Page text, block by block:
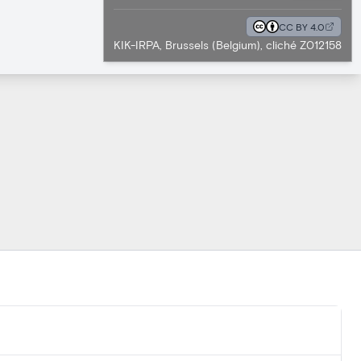
CC BY 4.0
KIK-IRPA, Brussels (Belgium), cliché Z012158